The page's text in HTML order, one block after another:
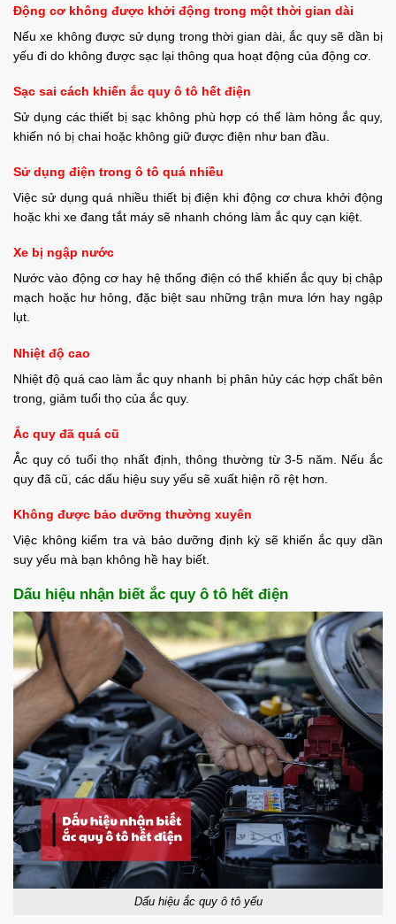
Động cơ không được khởi động trong một thời gian dài
Nếu xe không được sử dụng trong thời gian dài, ắc quy sẽ dần bị
yếu đi do không được sạc lại thông qua hoạt động của động cơ.
Sạc sai cách khiến ắc quy ô tô hết điện
Sử dụng các thiết bị sạc không phù hợp có thể làm hỏng ắc quy,
khiến nó bị chai hoặc không giữ được điện như ban đầu.
Sử dụng điện trong ô tô quá nhiều
Việc sử dụng quá nhiều thiết bị điện khi động cơ chưa khởi động
hoặc khi xe đang tắt máy sẽ nhanh chóng làm ắc quy cạn kiệt.
Xe bị ngập nước
Nước vào động cơ hay hệ thống điện có thể khiến ắc quy bị chập
mạch hoặc hư hỏng, đặc biệt sau những trận mưa lớn hay ngập
lụt.
Nhiệt độ cao
Nhiệt độ quá cao làm ắc quy nhanh bị phân hủy các hợp chất bên
trong, giảm tuổi thọ của ắc quy.
Ắc quy đã quá cũ
Ắc quy có tuổi thọ nhất định, thông thường từ 3-5 năm. Nếu ắc
quy đã cũ, các dấu hiệu suy yếu sẽ xuất hiện rõ rệt hơn.
Không được bảo dưỡng thường xuyên
Việc không kiểm tra và bảo dưỡng định kỳ sẽ khiến ắc quy dần
suy yếu mà bạn không hề hay biết.
Dấu hiệu nhận biết ắc quy ô tô hết điện
Dấu hiệu ắc quy ô tô yếu